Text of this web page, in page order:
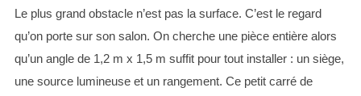
Le plus grand obstacle n’est pas la surface. C’est le regard
qu’on porte sur son salon. On cherche une pièce entière alors
qu’un angle de 1,2 m x 1,5 m suffit pour tout installer : un siège,
une source lumineuse et un rangement. Ce petit carré de